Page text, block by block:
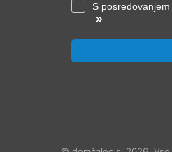
S
»